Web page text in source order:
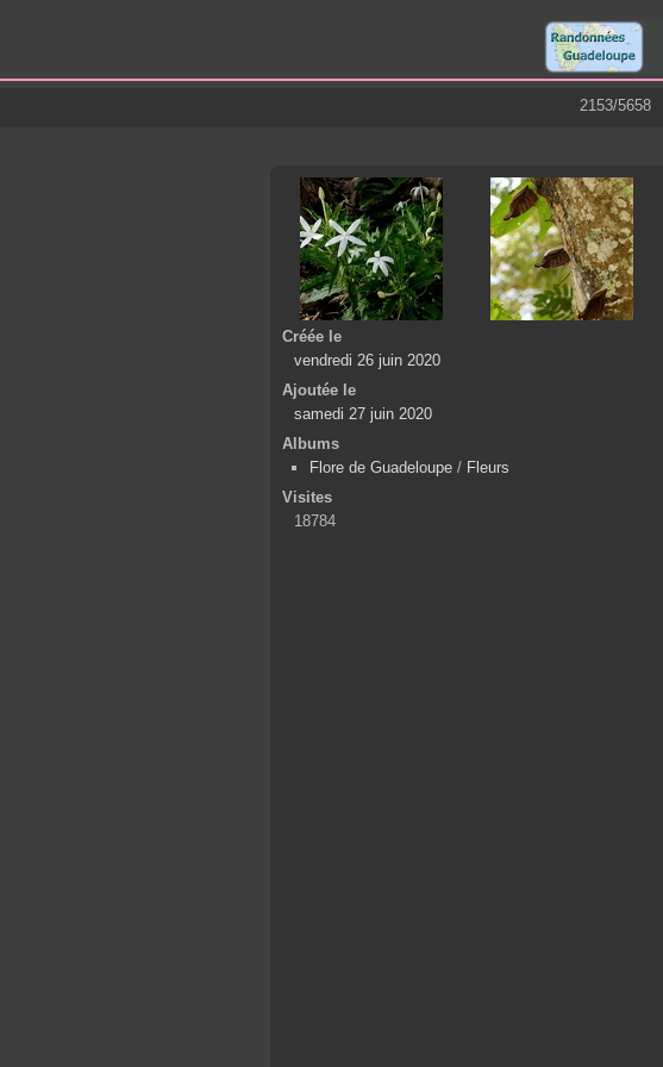
2153/5658
Créée le
vendredi 26 juin 2020
Ajoutée le
samedi 27 juin 2020
Albums
Flore de Guadeloupe / Fleurs
Visites
18784